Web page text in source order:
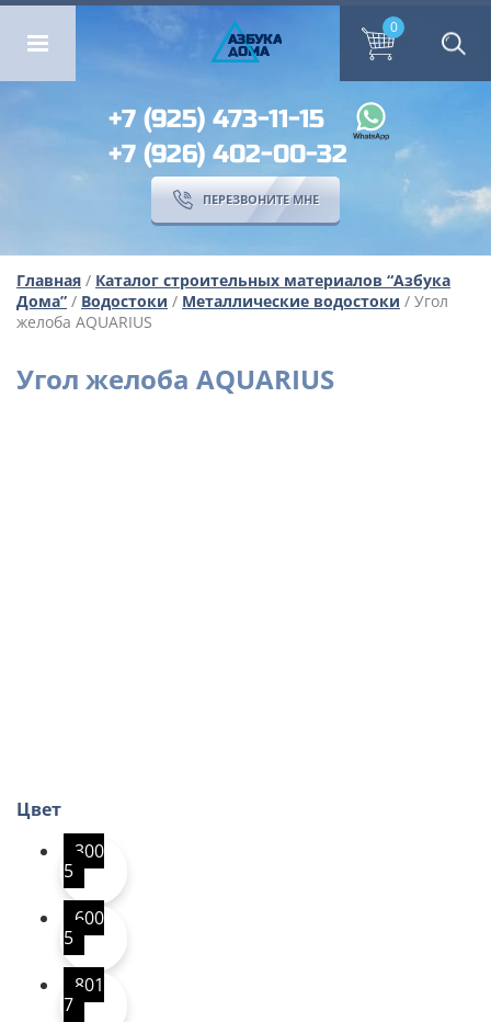
ОМА ПЕРЕЗВОНИТЕ МНЕ
ОМА
АЗБУКА
0
+7 (925) 473-11-15
+7 (926) 402-00-32
ПЕРЕЗВОНИТЕ МНЕ
Главная / Каталог строительных материалов “Азбука
Дома” / Водостоки / Металлические водостоки / Угол
желоба AQUARIUS
Угол желоба AQUARIUS
Цвет
300
5
600
5
801
7